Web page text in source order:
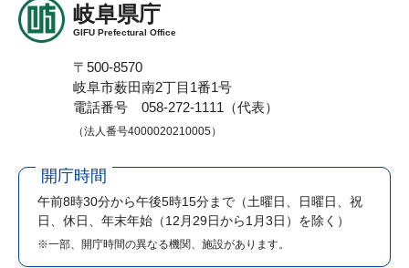
岐阜県庁
GIFU Prefectural Office
〒500-8570
岐阜市薮田南2丁目1番1号
電話番号 058-272-1111（代表）
（法人番号4000020210005）
開庁時間
午前8時30分から午後5時15分まで （土曜日、日曜日、祝
日、休日、年末年始（12月29日から1月3日）を除く）
※一部、開庁時間の異なる機関、施設があります。